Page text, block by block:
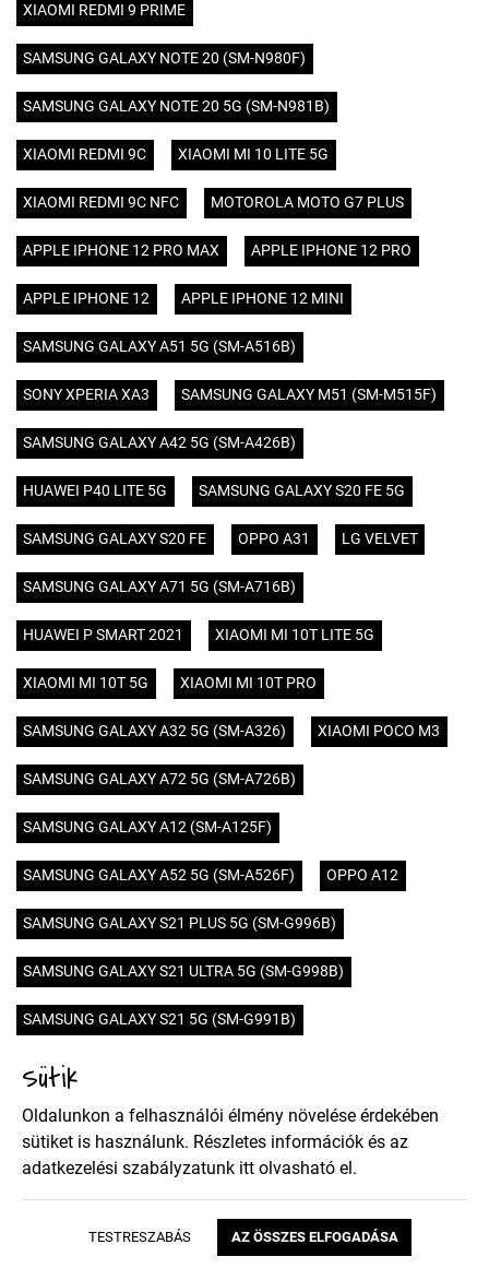
XIAOMI REDMI 9 PRIME
SAMSUNG GALAXY NOTE 20 (SM-N980F)
SAMSUNG GALAXY NOTE 20 5G (SM-N981B)
XIAOMI REDMI 9C XIAOMI MI 10 LITE 5G
XIAOMI REDMI 9C NFC MOTOROLA MOTO G7 PLUS
APPLE IPHONE 12 PRO MAX APPLE IPHONE 12 PRO
APPLE IPHONE 12 APPLE IPHONE 12 MINI
SAMSUNG GALAXY A51 5G (SM-A516B)
SONY XPERIA XA3 SAMSUNG GALAXY M51 (SM-M515F)
SAMSUNG GALAXY A42 5G (SM-A426B)
HUAWEI P40 LITE 5G SAMSUNG GALAXY S20 FE 5G
SAMSUNG GALAXY S20 FE OPPO A31 LG VELVET
SAMSUNG GALAXY A71 5G (SM-A716B)
HUAWEI P SMART 2021 XIAOMI MI 10T LITE 5G
XIAOMI MI 10T 5G XIAOMI MI 10T PRO
SAMSUNG GALAXY A32 5G (SM-A326) XIAOMI POCO M3
SAMSUNG GALAXY A72 5G (SM-A726B)
SAMSUNG GALAXY A12 (SM-A125F)
SAMSUNG GALAXY A52 5G (SM-A526F) OPPO A12
SAMSUNG GALAXY S21 PLUS 5G (SM-G996B)
SAMSUNG GALAXY S21 ULTRA 5G (SM-G998B)
SAMSUNG GALAXY S21 5G (SM-G991B)
SAMSUNG GALAXY M31S (SM-M317F)
HUAWEI MATE 40 PRO HUAWEI MATE 40 OPPO A12S
HUAWEI HONOR 9X PRO HUAWEI HONOR 9X
Sütik
Oldalunkon a felhasználói élmény növelése érdekében
sütiket is használunk. Részletes információk és az
adatkezelési szabályzatunk itt olvasható el.
TESTRESZABÁS AZ ÖSSZES ELFOGADÁSA